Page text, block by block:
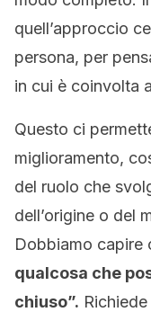
quell’approccio
persona, per
in cui è coinvolta
Questo ci
miglioramento,
del ruolo che
dell’origine o del
Dobbiamo capire
qualcosa che
chiuso”.